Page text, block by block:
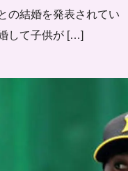
の結婚を発表されてい
して子供が […]